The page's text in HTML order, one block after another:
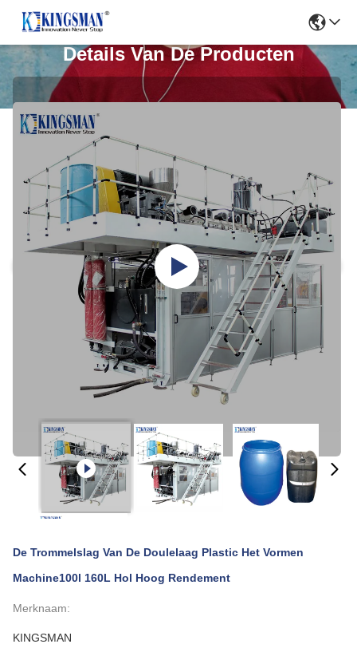
Details Van De Producten
De Trommelslag Van De Doulelaag Plastic Het Vormen
Machine100l 160L Hol Hoog Rendement
Merknaam:
KINGSMAN